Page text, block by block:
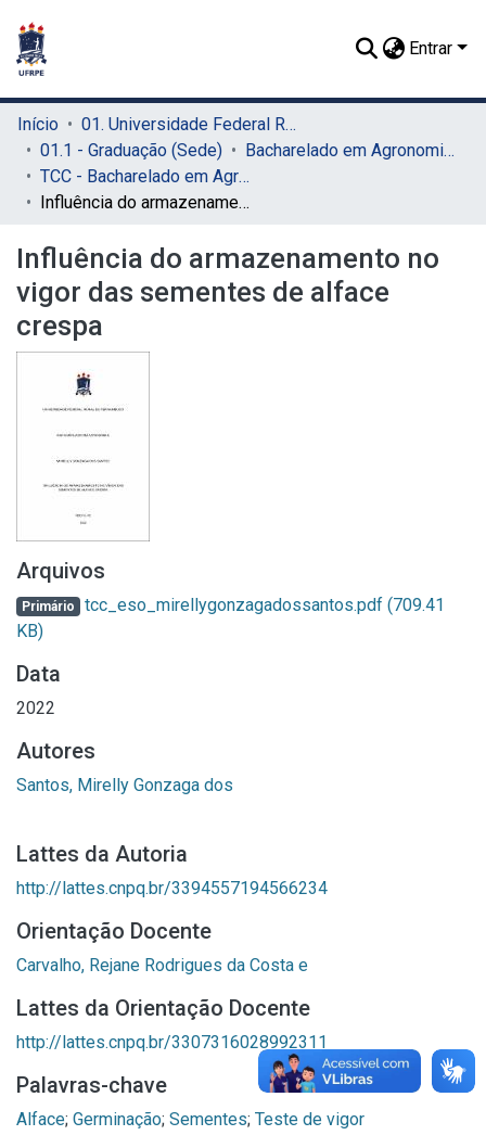
Entrar
Início
01. Universidade Federal Rural de Pernambuco - UFRPE (Sede)
01.1 - Graduação (Sede)
Bacharelado em Agronomia (Sede)
TCC - Bacharelado em Agronomia (Sede)
Influência do armazenamento no vigor das sementes de alface crespa
Influência do armazenamento no
vigor das sementes de alface
crespa
Arquivos
Primário tcc_eso_mirellygonzagadossantos.pdf (709.41
KB)
Data
2022
Autores
Santos, Mirelly Gonzaga dos
Lattes da Autoria
http://lattes.cnpq.br/3394557194566234
Orientação Docente
Carvalho, Rejane Rodrigues da Costa e
Lattes da Orientação Docente
http://lattes.cnpq.br/3307316028992311
Palavras-chave
Alface; Germinação; Sementes; Teste de vigor